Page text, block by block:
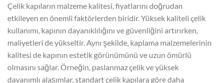
Çelik kapıların malzeme kalitesi, fiyatlarını doğrudan
etkileyen en önemli faktörlerden biridir. Yüksek kaliteli çelik
kullanımı, kapının dayanıklılığını ve güvenliğini artırırken,
maliyetleri de yükseltir. Aynı şekilde, kaplama malzemelerinin
kalitesi de kapının estetik görünümünü ve uzun ömürlü
olmasını sağlar. Örneğin, paslanmaz çelik ve yüksek
dayanımlı alaşımlar, standart çelik kapılara göre daha